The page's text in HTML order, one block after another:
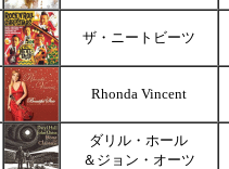
ザ・ニートビーツ
Rhonda Vincent
ダリル・ホール
＆ジョン・オーツ